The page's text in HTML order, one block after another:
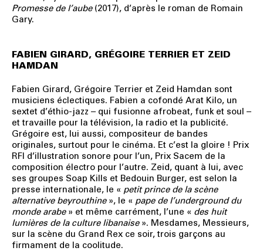
Promesse de l’aube(2017), d’après le roman de Romain
Gary.
FABIEN GIRARD, GRÉGOIRE TERRIER ET ZEID
HAMDAN
Fabien Girard, Grégoire Terrier et Zeid Hamdan sont
musiciens éclectiques. Fabien a cofondé Arat Kilo, un
sextet d’éthio-jazz – qui fusionne afrobeat, funk et soul –
et travaille pour la télévision, la radio et la publicité.
Grégoire est, lui aussi, compositeur de bandes
originales, surtout pour le cinéma. Et c’est la gloire ! Prix
RFI d’illustration sonore pour l’un, Prix Sacem de la
composition électro pour l’autre. Zeid, quant à lui, avec
ses groupes Soap Kills et Bedouin Burger, est selon la
presse internationale, le « petit prince de la scène
alternative beyrouthine », le « pape de l’underground du
monde arabe » et même carrément, l’une « des huit
lumières de la culture libanaise ». Mesdames, Messieurs,
sur la scène du Grand Rex ce soir, trois garçons au
firmament de la coolitude.